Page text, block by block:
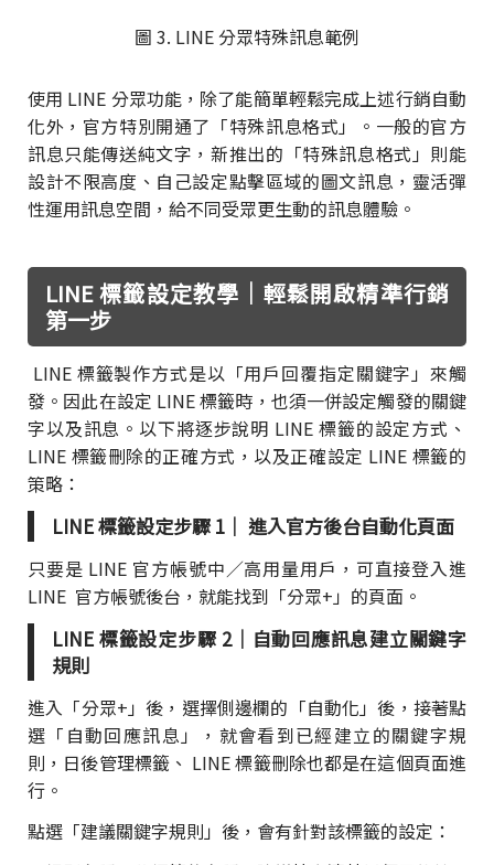
圖 3. LINE 分眾特殊訊息範例
使用 LINE 分眾功能，除了能簡單輕鬆完成上述行銷自動
化外，官方特別開通了「特殊訊息格式」。一般的官方
訊息只能傳送純文字，新推出的「特殊訊息格式」則能
設計不限高度、自己設定點擊區域的圖文訊息，靈活彈
性運用訊息空間，給不同受眾更生動的訊息體驗。
LINE 標籤設定教學｜輕鬆開啟精準行銷
第一步
LINE 標籤製作方式是以「用戶回覆指定關鍵字」來觸
發。因此在設定 LINE 標籤時，也須一併設定觸發的關鍵
字以及訊息。以下將逐步說明 LINE 標籤的設定方式、
LINE 標籤刪除的正確方式，以及正確設定 LINE 標籤的
策略：
LINE 標籤設定步驟 1｜ 進入官方後台自動化頁面
只要是 LINE 官方帳號中／高用量用戶，可直接登入進
LINE 官方帳號後台，就能找到「分眾+」的頁面。
LINE 標籤設定步驟 2｜自動回應訊息建立關鍵字
規則
進入「分眾+」後，選擇側邊欄的「自動化」後，接著點
選「自動回應訊息」，就會看到已經建立的關鍵字規
則，日後管理標籤、 LINE 標籤刪除也都是在這個頁面進
行。
點選「建議關鍵字規則」後，會有針對該標籤的設定：